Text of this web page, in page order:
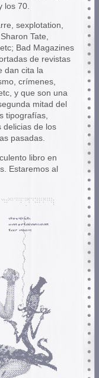
los 70.
sexplotation,
Tate,
Bad Magazines
de revistas
dan cita la
crímenes,
y que son una
mitad del
tipografías,
delicias de los
pasadas.
libro en
Estaremos al